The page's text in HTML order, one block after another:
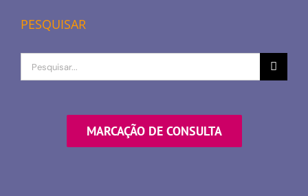
PESQUISAR
Procurar
por
MARCAÇÃO DE CONSULTA